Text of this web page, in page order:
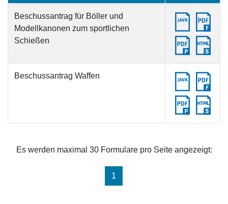
Beschussantrag für Böller und
Modellkanonen zum sportlichen
Schießen
Beschussantrag Waffen
Es werden maximal 30 Formulare pro Seite angezeigt:
1